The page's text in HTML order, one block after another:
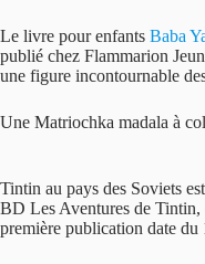
Le livre pour enfants Baba
publié chez Flammarion
une figure incontournable
Une Matriochka madala à
Tintin au pays des Soviets
BD Les Aventures de Tintin,
première publication date du